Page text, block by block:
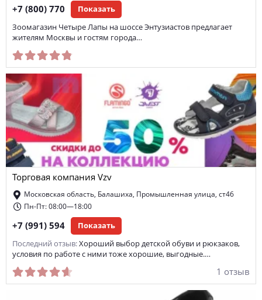
+7 (800) 770 Показать
Зоомагазин Четыре Лапы на шоссе Энтузиастов предлагает
жителям Москвы и гостям города…
Торговая компания Vzv
Московская область, Балашиха, Промышленная улица, ст46
Пн-Пт: 08:00—18:00
+7 (991) 594 Показать
Последний отзыв: Хороший выбор детской обуви и рюкзаков,
условия по работе с ними тоже хорошие, выгодные.…
1 отзыв